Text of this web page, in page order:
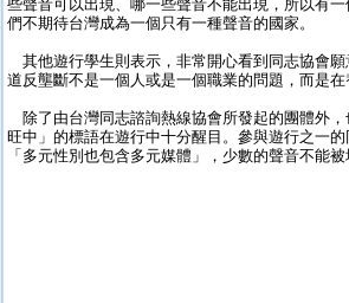
些聲音可以出現、哪一些聲音不能出現，所以有
們不期待台灣成為一個只有一種聲音的國家。
其他遊行學生則表示，非常開心看到同志協會
道反壟斷不是一個人或是一個職業的問題，而是
除了由台灣同志諮詢熱線協會所發起的團體外
旺中」的標語在遊行中十分醒目。參與遊行之一
「多元性別也包含多元媒體」，少數的聲音不能